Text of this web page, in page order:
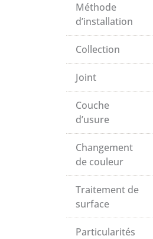
Méthode
d’installation
Collection
Joint
Couche
d’usure
Changement
de couleur
Traitement de
surface
Particularités